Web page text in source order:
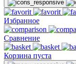
Избранное
Сравнение
Корзина пуста